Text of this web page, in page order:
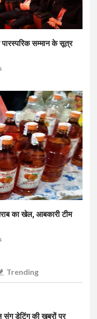
सम्मान के सूत्र
का खेल, आबकारी टीम
Trending
संग डेटिंग की खबरों पर